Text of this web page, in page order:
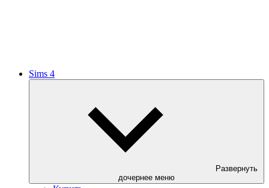
Sims 4
Развернуть
дочернее меню